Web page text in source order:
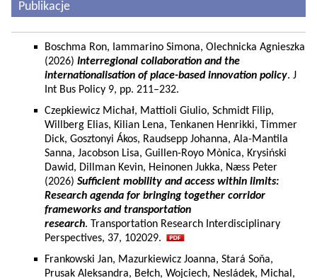
Publikacje
Boschma Ron, Iammarino Simona, Olechnicka Agnieszka
(2026) Interregional collaboration and the
internationalisation of place-based innovation policy. J
Int Bus Policy 9, pp. 211–232.
Czepkiewicz Michał, Mattioli Giulio, Schmidt Filip,
Willberg Elias, Kilian Lena, Tenkanen Henrikki, Timmer
Dick, Gosztonyi Ákos, Raudsepp Johanna, Ala-Mantila
Sanna, Jacobson Lisa, Guillen-Royo Mònica, Krysiński
Dawid, Dillman Kevin, Heinonen Jukka, Næss Peter
(2026) Sufficient mobility and access within limits:
Research agenda for bringing together corridor
frameworks and transportation
research. Transportation Research Interdisciplinary
Perspectives, 37, 102029.
Frankowski Jan, Mazurkiewicz Joanna, Stará Soňa,
Prusak Aleksandra, Bełch, Wojciech, Nesládek, Michal,